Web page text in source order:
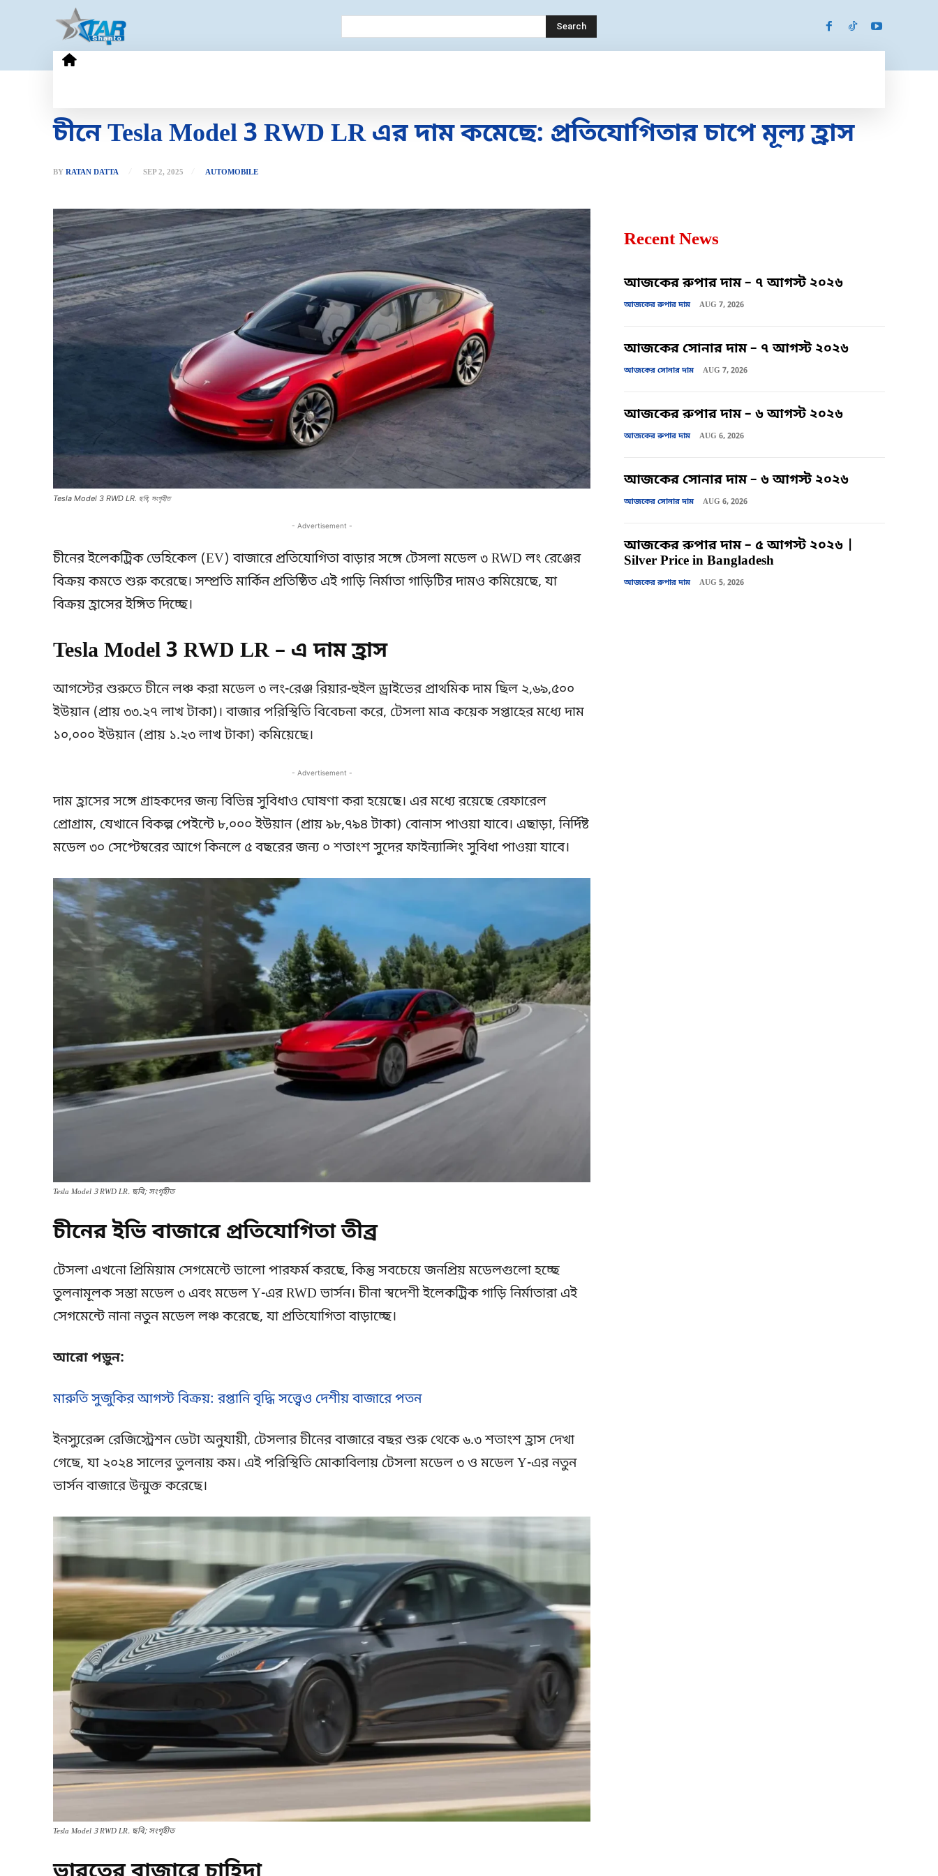
Search
চীনে Tesla Model 3 RWD LR এর দাম কমেছে: প্রতিযোগিতার চাপে মূল্য হ্রাস
BY RATAN DATTA SEP 2, 2025 AUTOMOBILE
Tesla Model 3 RWD LR. ছবি; সংগৃহীত
- Advertisement -
চীনের ইলেকট্রিক ভেহিকেল (EV) বাজারে প্রতিযোগিতা বাড়ার সঙ্গে টেসলা মডেল ৩ RWD লং রেঞ্জের
বিক্রয় কমতে শুরু করেছে। সম্প্রতি মার্কিন প্রতিষ্ঠিত এই গাড়ি নির্মাতা গাড়িটির দামও কমিয়েছে, যা
বিক্রয় হ্রাসের ইঙ্গিত দিচ্ছে।
Tesla Model 3 RWD LR – এ দাম হ্রাস
আগস্টের শুরুতে চীনে লঞ্চ করা মডেল ৩ লং-রেঞ্জ রিয়ার-হুইল ড্রাইভের প্রাথমিক দাম ছিল ২,৬৯,৫০০
ইউয়ান (প্রায় ৩৩.২৭ লাখ টাকা)। বাজার পরিস্থিতি বিবেচনা করে, টেসলা মাত্র কয়েক সপ্তাহের মধ্যে দাম
১০,০০০ ইউয়ান (প্রায় ১.২৩ লাখ টাকা) কমিয়েছে।
- Advertisement -
দাম হ্রাসের সঙ্গে গ্রাহকদের জন্য বিভিন্ন সুবিধাও ঘোষণা করা হয়েছে। এর মধ্যে রয়েছে রেফারেল
প্রোগ্রাম, যেখানে বিকল্প পেইন্টে ৮,০০০ ইউয়ান (প্রায় ৯৮,৭৯৪ টাকা) বোনাস পাওয়া যাবে। এছাড়া, নির্দিষ্ট
মডেল ৩০ সেপ্টেম্বরের আগে কিনলে ৫ বছরের জন্য ০ শতাংশ সুদের ফাইন্যান্সিং সুবিধা পাওয়া যাবে।
Tesla Model 3 RWD LR. ছবি; সংগৃহীত
চীনের ইভি বাজারে প্রতিযোগিতা তীব্র
টেসলা এখনো প্রিমিয়াম সেগমেন্টে ভালো পারফর্ম করছে, কিন্তু সবচেয়ে জনপ্রিয় মডেলগুলো হচ্ছে
তুলনামূলক সস্তা মডেল ৩ এবং মডেল Y-এর RWD ভার্সন। চীনা স্বদেশী ইলেকট্রিক গাড়ি নির্মাতারা এই
সেগমেন্টে নানা নতুন মডেল লঞ্চ করেছে, যা প্রতিযোগিতা বাড়াচ্ছে।
আরো পড়ুন:
মারুতি সুজুকির আগস্ট বিক্রয়: রপ্তানি বৃদ্ধি সত্ত্বেও দেশীয় বাজারে পতন
ইনস্যুরেন্স রেজিস্ট্রেশন ডেটা অনুযায়ী, টেসলার চীনের বাজারে বছর শুরু থেকে ৬.৩ শতাংশ হ্রাস দেখা
গেছে, যা ২০২৪ সালের তুলনায় কম। এই পরিস্থিতি মোকাবিলায় টেসলা মডেল ৩ ও মডেল Y-এর নতুন
ভার্সন বাজারে উন্মুক্ত করেছে।
Tesla Model 3 RWD LR. ছবি; সংগৃহীত
Recent News
আজকের রুপার দাম – ৭ আগস্ট ২০২৬
আজকের রুপার দাম AUG 7, 2026
আজকের সোনার দাম – ৭ আগস্ট ২০২৬
আজকের সোনার দাম AUG 7, 2026
আজকের রুপার দাম – ৬ আগস্ট ২০২৬
আজকের রুপার দাম AUG 6, 2026
আজকের সোনার দাম – ৬ আগস্ট ২০২৬
আজকের সোনার দাম AUG 6, 2026
আজকের রুপার দাম – ৫ আগস্ট ২০২৬ |
Silver Price in Bangladesh
আজকের রুপার দাম AUG 5, 2026